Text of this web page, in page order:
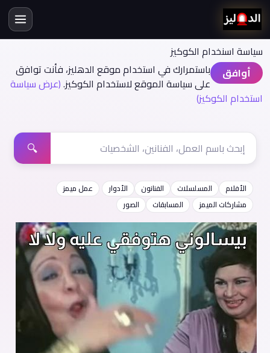
سياسة اسنخدام الكوكيز
أوافق
باستمرارك في استخدام موقع الدهليز، فأنت توافق
على سياسة الموقع لاستخدام الكوكيز.(عرض سياسة
استخدام الكوكيز)
🔍
الأفلام المسلسلات الفنانون الأدوار
عمل ميمز
مشاركات الميمز
المسابقات الصور